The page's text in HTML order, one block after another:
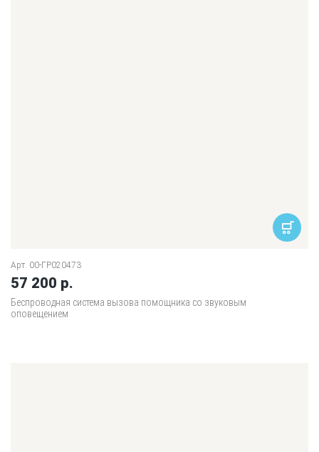
Арт. 00-ГР020473
57 200 р.
Беспроводная система вызова помощника со звуковым
оповещением